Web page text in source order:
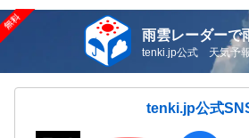
雨雲レーダーで
tenki.jp公式 天気予
tenki.jp公式